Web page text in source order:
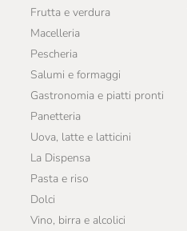
Frutta e verdura
Macelleria
Pescheria
Salumi e formaggi
Gastronomia e piatti pronti
Panetteria
Uova, latte e latticini
La Dispensa
Pasta e riso
Dolci
Vino, birra e alcolici